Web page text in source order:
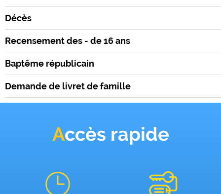
Décès
Recensement des - de 16 ans
Baptême républicain
Demande de livret de famille
Accès rapide